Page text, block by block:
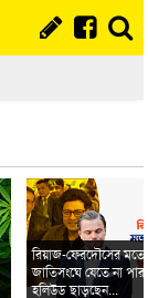
রিয়াজ-ফেরদৌসের মতো
জাতিসংঘে যেতে না
হলিউড ছাড়ছেন...